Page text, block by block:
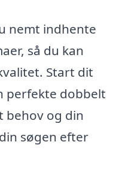
nemt indhente
så du kan
Start dit
perfekte dobbelt
behov og din
søgen efter